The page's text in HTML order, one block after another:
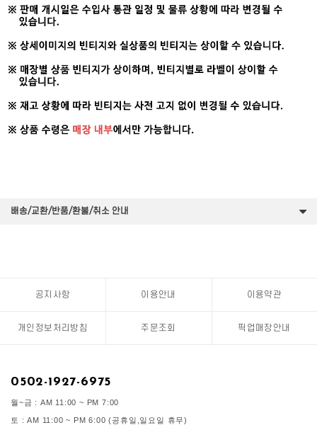
배송/교환/반품/환불/취소 안내
공지사항 이용안내 이용약관
개인정보처리방침 주문조회 픽업매장안내
0502-1927-6975
월~금 : AM 11:00 ~ PM 7:00
토 : AM 11:00 ~ PM 6:00 (공휴일,일요일 휴무)